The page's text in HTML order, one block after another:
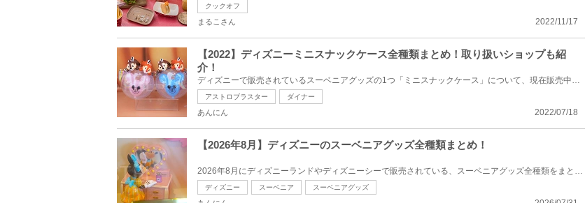
クックオフ
2022/11/17
まるこさん
【2022】ディズニーミニスナックケース全種類まとめ！取り扱いショップも紹
介！
ディズニーで販売されているスーベニアグッズの1つ「ミニスナックケース」について、現在販売中の全種類...
アストロブラスター ダイナー
2022/07/18
あんにん
【2026年8月】ディズニーのスーベニアグッズ全種類まとめ！
2026年8月にディズニーランドやディズニーシーで販売されている、スーベニアグッズ全種類をまとめました...
ディズニー スーベニア スーベニアグッズ